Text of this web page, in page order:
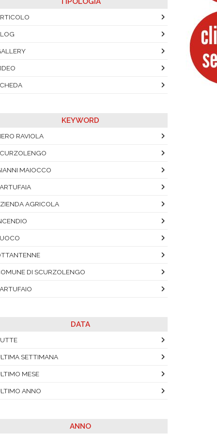
KEYWORD
RAVIOLA
MAIOCCO
AGRICOLA
DI SCURZOLENGO
DATA
SETTIMANA
MESE
ANNO
ANNO